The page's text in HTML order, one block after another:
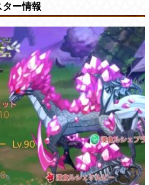
ー情報